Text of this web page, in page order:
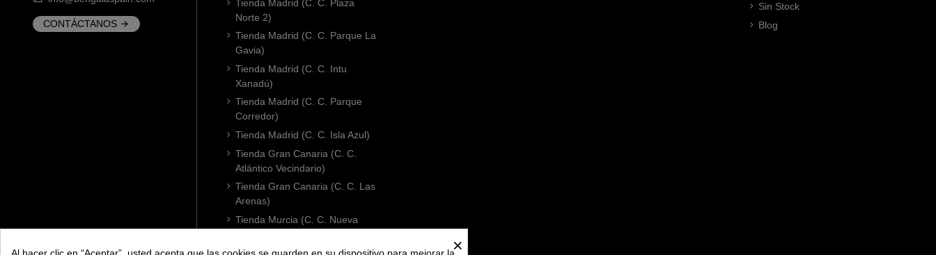
CONTÁCTANOS
Tienda Madrid (C. C. Plaza
Norte 2)
Tienda Madrid (C. C. Parque La
Gavia)
Tienda Madrid (C. C. Intu
Xanadú)
Tienda Madrid (C. C. Parque
Corredor)
Tienda Madrid (C. C. Isla Azul)
Tienda Gran Canaria (C. C.
Atlántico Vecindario)
Tienda Gran Canaria (C. C. Las
Arenas)
Tienda Murcia (C. C. Nueva
Tienda Badajoz (C. C. El Faro)
Sin Stock
Blog
×